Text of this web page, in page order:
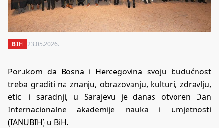
BIH 23.05.2026.
Porukom da Bosna i Hercegovina svoju budućnost
treba graditi na znanju, obrazovanju, kulturi, zdravlju,
etici i saradnji, u Sarajevu je danas otvoren Dan
Internacionalne akademije nauka i umjetnosti
(IANUBIH) u BiH.